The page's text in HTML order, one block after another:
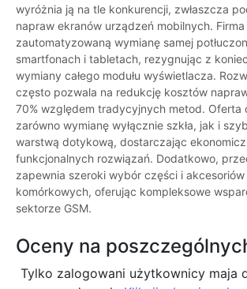
wyróżnia ją na tle konkurencji, zwłaszcza
napraw ekranów urządzeń mobilnych.
zautomatyzowaną wymianę samej
smartfonach i tabletach, rezygnując z
wymiany całego modułu wyświetlacza.
często pozwala na redukcję kosztów
70% względem tradycyjnych metod. Oferta
zarówno wymianę wyłącznie szkła, jak i
warstwą dotykową, dostarczając
funkcjonalnych rozwiązań. Dodatkowo,
zapewnia szeroki wybór części i
komórkowych, oferując kompleksowe
sektorze GSM.
Oceny na
Tylko zalogowani użytkownicy maja